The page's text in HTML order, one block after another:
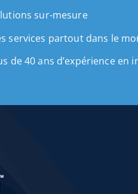
sur-mesure
services partout dans le
de 40 ans d’expérience en